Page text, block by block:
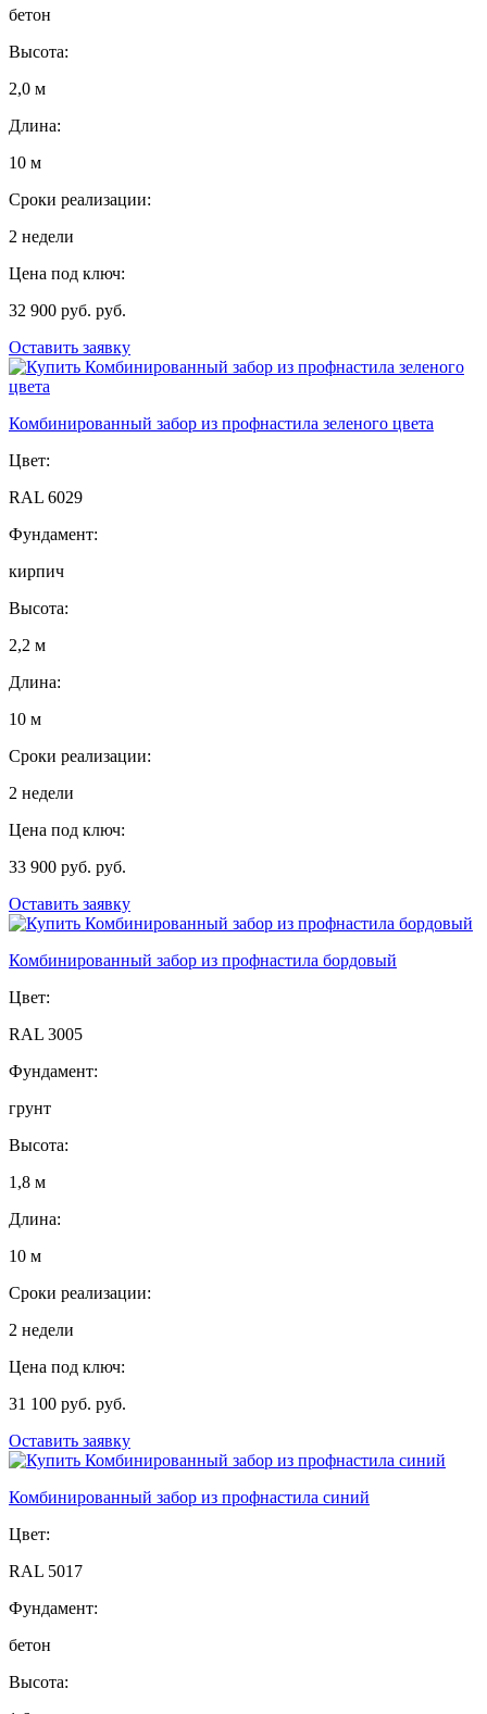
бетон
Высота:
2,0 м
Длина:
10 м
Сроки реализации:
2 недели
Цена под ключ:
32 900 руб. руб.
Оставить заявку
Комбинированный забор из профнастила зеленого цвета
Цвет:
RAL 6029
Фундамент:
кирпич
Высота:
2,2 м
Длина:
10 м
Сроки реализации:
2 недели
Цена под ключ:
33 900 руб. руб.
Оставить заявку
Комбинированный забор из профнастила бордовый
Цвет:
RAL 3005
Фундамент:
грунт
Высота:
1,8 м
Длина:
10 м
Сроки реализации:
2 недели
Цена под ключ:
31 100 руб. руб.
Оставить заявку
Комбинированный забор из профнастила синий
Цвет:
RAL 5017
Фундамент:
бетон
Высота: